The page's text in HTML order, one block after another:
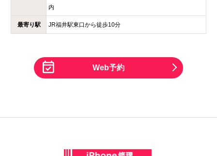
内
最寄り駅 JR福井駅東口から徒歩10分
Web予約